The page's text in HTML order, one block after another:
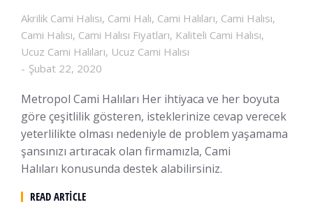
Akrilik Cami Halısı, Cami Halı, Cami Halıları, Cami Halısı,
Cami Halısı, Cami Halısı Fiyatları, Kaliteli Cami Halısı,
Ucuz Cami Halıları, Ucuz Cami Halısı
Şubat 22, 2020
Metropol Cami Halıları Her ihtiyaca ve her boyuta
göre çeşitlilik gösteren, isteklerinize cevap verecek
yeterlilikte olması nedeniyle de problem yaşamama
şansınızı artıracak olan firmamızla, Cami
Halıları konusunda destek alabilirsiniz.
READ ARTICLE